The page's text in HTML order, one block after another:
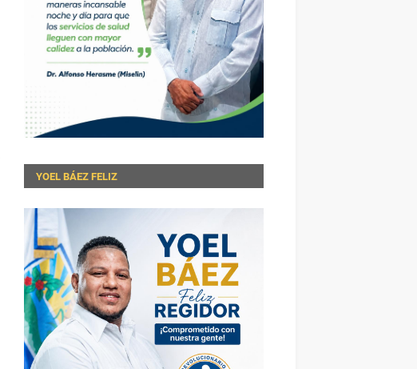
YOEL BÁEZ FELIZ